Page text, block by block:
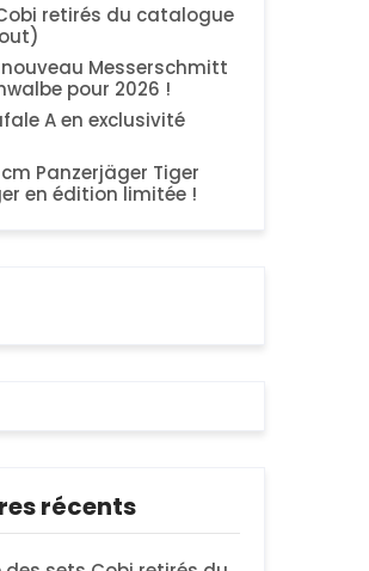
retirés du catalogue
nouveau Messerschmitt
pour 2026 !
A en exclusivité
cm Panzerjäger Tiger
en édition limitée !
récents